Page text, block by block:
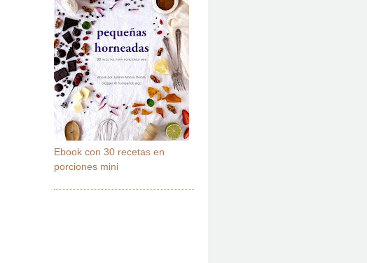
Ebook con 30 recetas en
porciones mini